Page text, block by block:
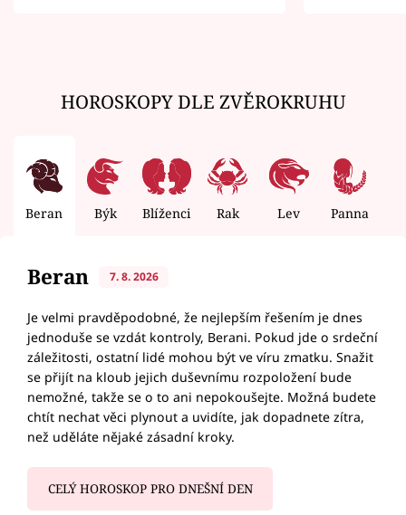
HOROSKOPY DLE ZVĚROKRUHU
Beran Býk Blíženci Rak Lev Panna
Beran 7. 8. 2026
Je velmi pravděpodobné, že nejlepším řešením je dnes
jednoduše se vzdát kontroly, Berani. Pokud jde o srdeční
záležitosti, ostatní lidé mohou být ve víru zmatku. Snažit
se přijít na kloub jejich duševnímu rozpoložení bude
nemožné, takže se o to ani nepokoušejte. Možná budete
chtít nechat věci plynout a uvidíte, jak dopadnete zítra,
než uděláte nějaké zásadní kroky.
CELÝ HOROSKOP PRO DNEŠNÍ DEN